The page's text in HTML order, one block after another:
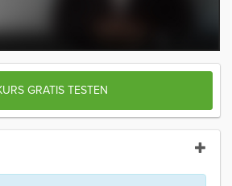
GRATIS TESTEN